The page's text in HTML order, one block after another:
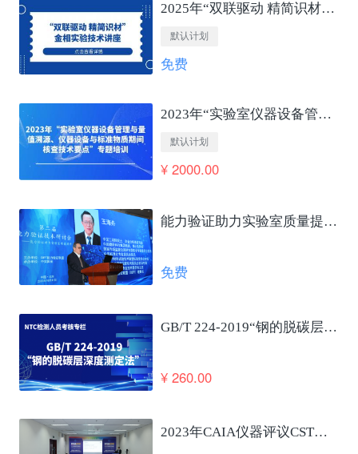
2025年“双联驱动 精简识材”金相实验技术讲座
默认计划
免费
2023年“实验室仪器设备管理与量值溯源、仪器设备与标准物质期间核查技术要点”专题培训
默认计划
¥ 2000.00
能力验证助力实验室质量提升及国家高质量发展 王海舟
免费
GB/T 224-2019“钢的脱碳层深度测定法”笔试考核
¥ 260.00
2023年CAIA仪器评议CSTM仪器使役性能合格评定发布会